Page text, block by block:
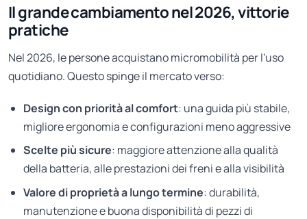
Il grande cambiamento nel 2026, vittorie
pratiche
Nel 2026, le persone acquistano micromobilità per l'uso
quotidiano. Questo spinge il mercato verso:
Design con priorità al comfort: una guida più stabile,
migliore ergonomia e configurazioni meno aggressive
Scelte più sicure: maggiore attenzione alla qualità
della batteria, alle prestazioni dei freni e alla visibilità
Valore di proprietà a lungo termine: durabilità,
manutenzione e buona disponibilità di pezzi di